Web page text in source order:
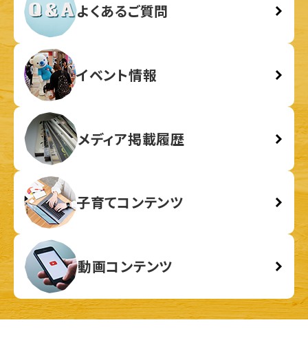
よくあるご質問
イベント情報
メディア掲載履歴
子育てコンテンツ
動画コンテンツ